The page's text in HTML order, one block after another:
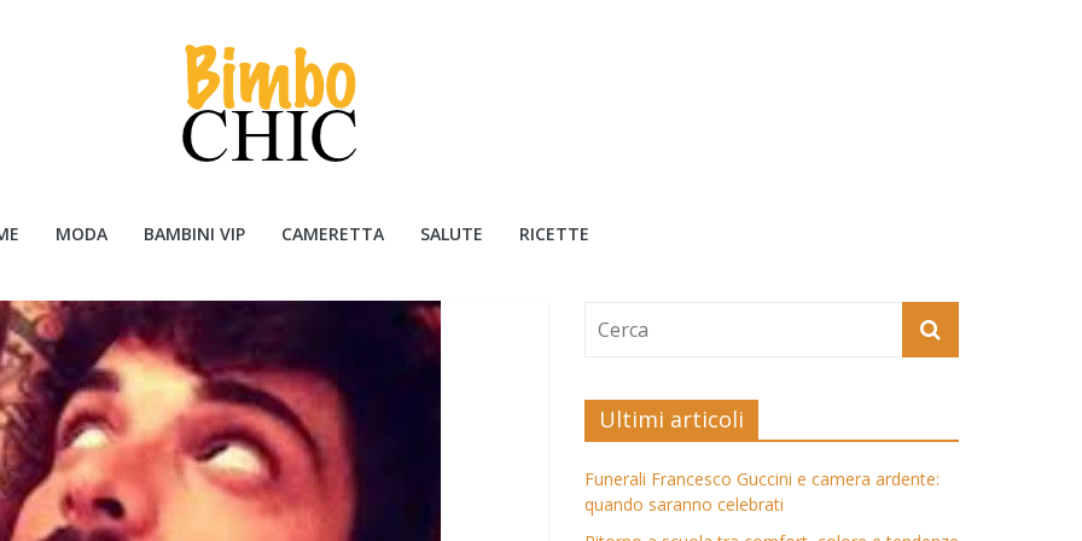
MODA BAMBINI VIP CAMERETTA SALUTE RICETTE
Ultimi articoli
Funerali Francesco Guccini e camera ardente:
quando saranno celebrati